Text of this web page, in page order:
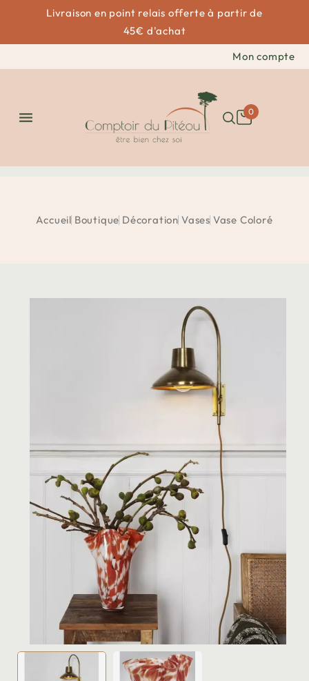
Livraison en point relais offerte à partir de
45€ d'achat
Mon compte
 0
Accueil Boutique Décoration Vases Vase Coloré